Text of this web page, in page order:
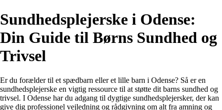
Sundhedsplejerske i Odense:
Din Guide til Børns Sundhed og
Trivsel
Er du forælder til et spædbarn eller et lille barn i Odense? Så er en
sundhedsplejerske en vigtig ressource til at støtte dit barns sundhed og
trivsel. I Odense har du adgang til dygtige sundhedsplejersker, der kan
give dig professionel vejledning og rådgivning om alt fra amning og